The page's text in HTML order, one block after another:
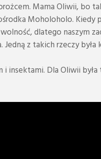
Mama Oliwii, bo
Moholoholo. Kiedy
dlatego naszym
z takich rzeczy była
insektami. Dla Oliwii